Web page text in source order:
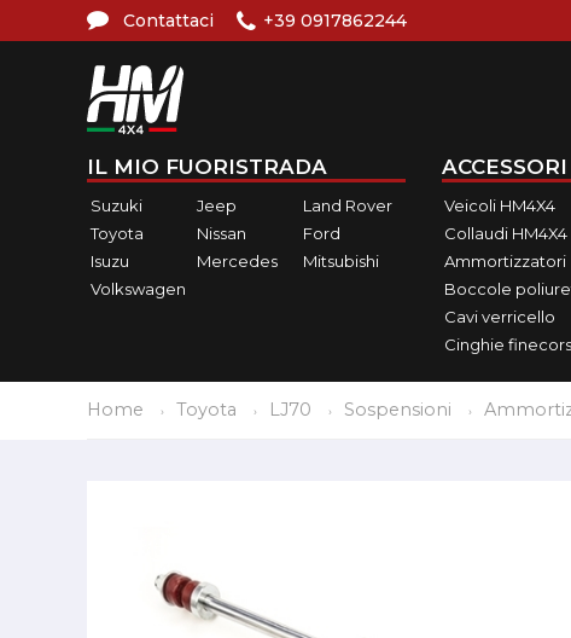
Contattaci +39 0917862244
IL MIO FUORISTRADA
Suzuki Jeep
Land Rover
Toyota
Nissan
Ford
Isuzu
Mercedes
Mitsubishi
Volkswagen
Veicoli HM4X4
Collaudi HM4X4
Ammortizzatori
Boccole
Cavi verricello
Cinghie
Home Toyota LJ70 Sospensioni